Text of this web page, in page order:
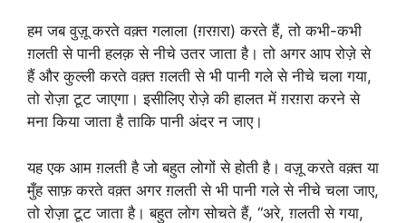
हम जब वुज़ू करते वक़्त गलाला (ग़रग़रा) करते हैं, तो कभी-कभी
ग़लती से पानी हलक़ से नीचे उतर जाता है। तो अगर आप रोज़े से
हैं और कुल्ली करते वक़्त ग़लती से भी पानी गले से नीचे चला गया,
तो रोज़ा टूट जाएगा। इसीलिए रोज़े की हालत में ग़रग़रा करने से
मना किया जाता है ताकि पानी अंदर न जाए।
यह एक आम ग़लती है जो बहुत लोगों से होती है। वज़ू करते वक़्त या
मुँह साफ़ करते वक़्त अगर ग़लती से भी पानी गले से नीचे चला जाए,
तो रोज़ा टूट जाता है। बहुत लोग सोचते हैं, “अरे, ग़लती से गया,